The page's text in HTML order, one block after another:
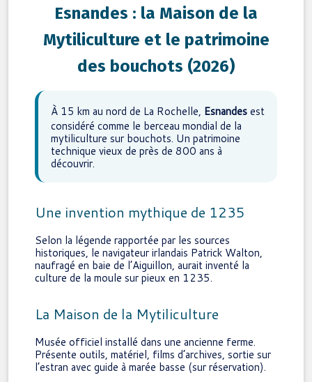
Esnandes : la Maison de la
Mytiliculture et le patrimoine
des bouchots (2026)
À 15 km au nord de La Rochelle, Esnandesest
considéré comme le berceau mondial de la
mytiliculture sur bouchots. Un patrimoine
technique vieux de près de 800 ans à
découvrir.
Une invention mythique de 1235
Selon la légende rapportée par les sources
historiques, le navigateur irlandais Patrick Walton,
naufragé en baie de l’Aiguillon, aurait inventé la
culture de la moule sur pieux en 1235.
La Maison de la Mytiliculture
Musée officiel installé dans une ancienne ferme.
Présente outils, matériel, films d’archives, sortie sur
l’estran avec guide à marée basse (sur réservation).